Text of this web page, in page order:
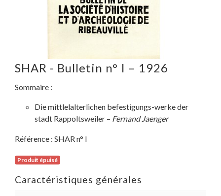
SHAR - Bulletin n° I – 1926
Sommaire :
Die mittlelalterlichen befestigungs-werke der
stadt Rappoltsweiler – Fernand Jaenger
Référence : SHAR n° I
Produit épuisé
Caractéristiques générales